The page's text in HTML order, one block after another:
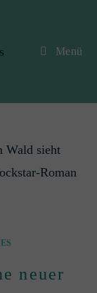
Menü
neuer